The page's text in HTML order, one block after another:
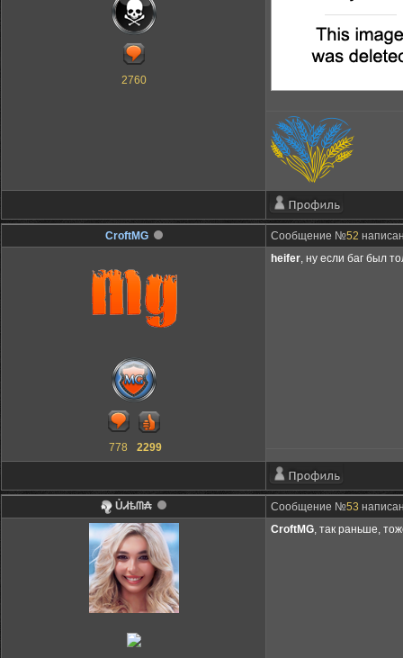
2760
CroftMG Сообщение №52
778 2299
heifer, ну если баг был
ỦᏗѣᗰ₳ Сообщение №53
CroftMG, так раньше,